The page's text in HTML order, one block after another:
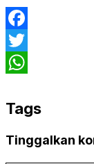
Facebook
Twitter
Tags
Tinggalkan